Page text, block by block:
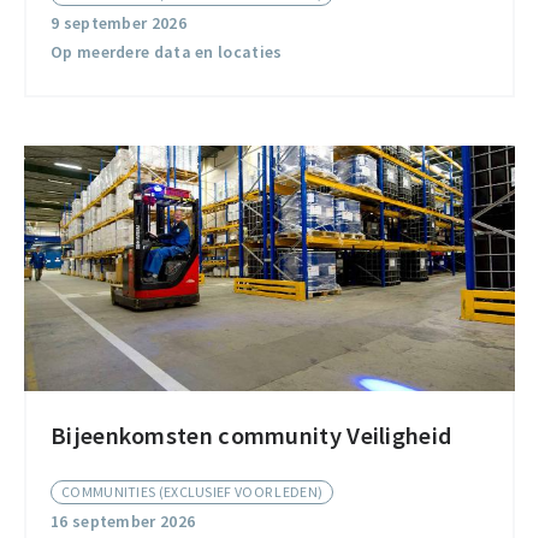
9 september 2026
Op meerdere data en locaties
Community
Bijeenkomsten community Veiligheid
COMMUNITIES (EXCLUSIEF VOOR LEDEN)
16 september 2026
Bijeenkomsten
Veiligheid